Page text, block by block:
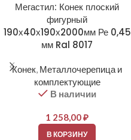
Мегастил: Конек плоский
фигурный
190х40х190х2000мм Ре 0,45
мм Ral 8017
Конек, Металлочерепица и
комплектующие
В наличии
1 258,00₽
В КОРЗИНУ